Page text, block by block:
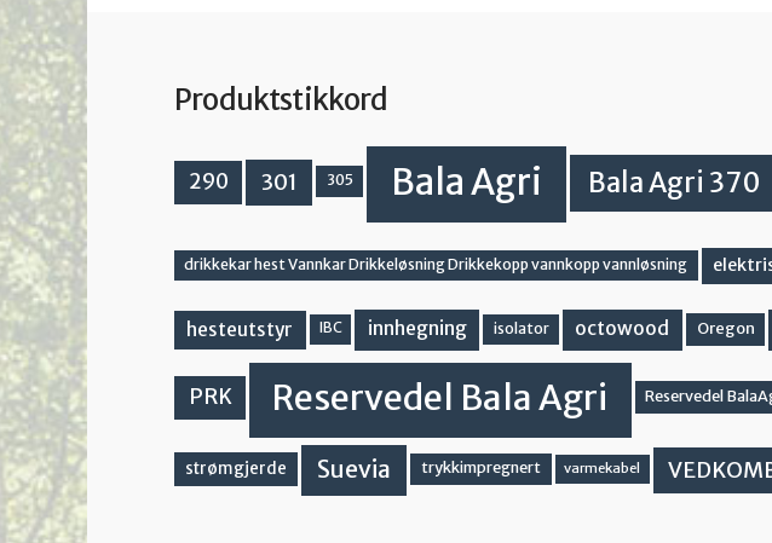
Produktstikkord
290 301 305 Bala Agri Bala Agri 370
drikkekar hest Vannkar Drikkeløsning Drikkekopp vannkopp vannløsning
hesteutstyr IBC innhegning isolator octowood Oregon
PRK Reservedel Bala Agri Reservedel
strømgjerde Suevia trykkimpregnert varmekabel